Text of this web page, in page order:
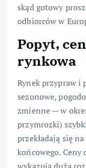
skąd gotowy
odbiorców w
Popyt,
rynkowa
Rynek przypraw i
sezonowe,
zmienne — w
przymrozki)
przekładają się
końcowego.
wykazują dużą